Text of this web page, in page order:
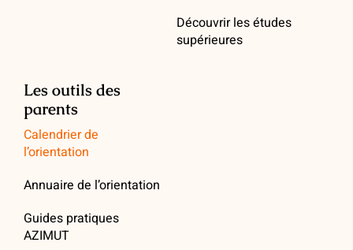
Découvrir les études
supérieures
Les outils des
parents
Calendrier de
l’orientation
Annuaire de l’orientation
Guides pratiques
AZIMUT